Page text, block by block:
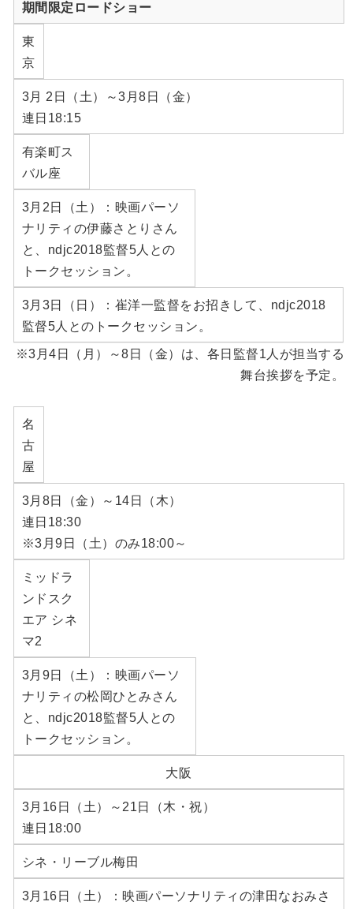
期間限定ロードショー
東
京
3月 2日（土）～3月8日（金）
連日18:15
有楽町ス
バル座
3月2日（土）：映画パーソ
ナリティの伊藤さとりさん
と、ndjc2018監督5人との
トークセッション。
3月3日（日）：崔洋一監督をお招きして、ndjc2018
監督5人とのトークセッション。
※3月4日（月）～8日（金）は、各日監督1人が担当する
舞台挨拶を予定。
名
古
屋
3月8日（金）～14日（木）
連日18:30
※3月9日（土）のみ18:00～
ミッドラ
ンドスク
エア シネ
マ2
3月9日（土）：映画パーソ
ナリティの松岡ひとみさん
と、ndjc2018監督5人との
トークセッション。
大阪
3月16日（土）～21日（木・祝）
連日18:00
シネ・リーブル梅田
3月16日（土）：映画パーソナリティの津田なおみさ